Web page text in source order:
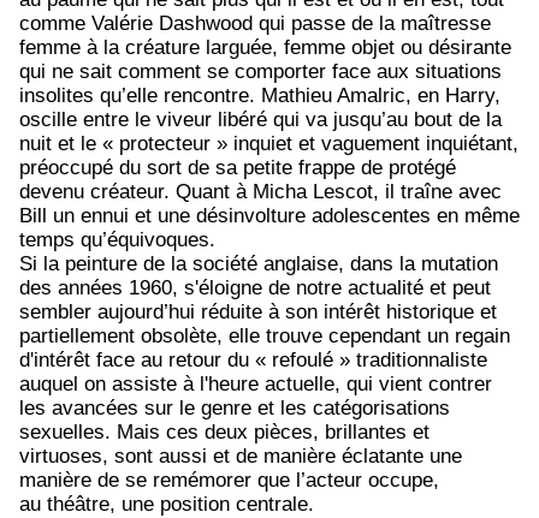
comme Valérie Dashwood qui passe de la maîtresse
femme à la créature larguée, femme objet ou désirante
qui ne sait comment se comporter face aux situations
insolites qu’elle rencontre. Mathieu Amalric, en Harry,
oscille entre le viveur libéré qui va jusqu’au bout de la
nuit et le « protecteur » inquiet et vaguement inquiétant,
préoccupé du sort de sa petite frappe de protégé
devenu créateur. Quant à Micha Lescot, il traîne avec
Bill un ennui et une désinvolture adolescentes en même
temps qu’équivoques.
Si la peinture de la société anglaise, dans la mutation
des années 1960, s'éloigne de notre actualité et peut
sembler aujourd’hui réduite à son intérêt historique et
partiellement obsolète, elle trouve cependant un regain
d'intérêt face au retour du « refoulé » traditionnaliste
auquel on assiste à l'heure actuelle, qui vient contrer
les avancées sur le genre et les catégorisations
sexuelles. Mais ces deux pièces, brillantes et
virtuoses, sont aussi et de manière éclatante une
manière de se remémorer que l’acteur occupe,
au théâtre, une position centrale.